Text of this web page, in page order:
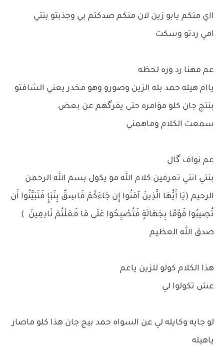
ااي منكم يابو زين لان منكم صدكتم بي وجذبتو بنتي
امي ردتو وسكت
عم مهنا رد وره لحظه
ياام هيله حمد بله الزين وصورو وهو مخدر يعني الشافتو
بنتج جان كلو مؤامره حتى يفرگهم عن بعض
سمعت الكلام وماهمني
عم نواف گال
بنتي انتي تعرفين كلام الله مو يكول بسم الله الرحمن
الرحيم (يَا أَيُّهَا الَّذِينَ آمَنُوا إِن جَاءَكُمْ فَاسِقٌ بِنَبَإٍ فَتَبَيَّنُوا أَن
تُصِيبُوا قَوْمًا بِجَهَالَةٍ فَتُصْبِحُوا عَلَى مَا فَعَلْتُمْ نَادِمِينَ )
صدق الله العظيم
هذا الكلام كولو للزين ياعم
عش تكولوا لي
لو جايه وكايله لي عن السواه حمد بيج جان هذا كلو ماصار
ياهيله